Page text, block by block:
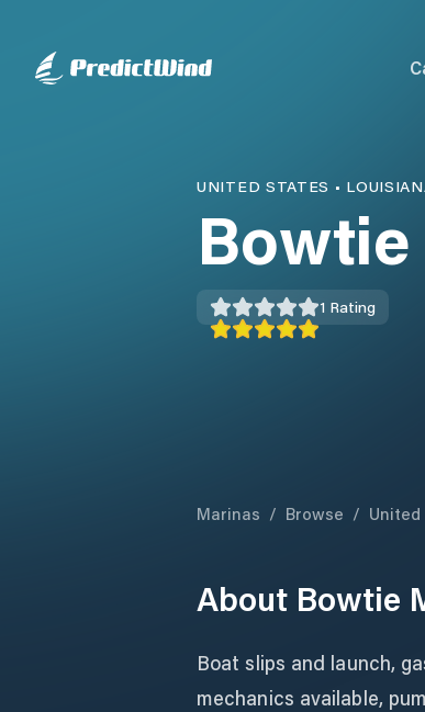
UNITED STATES •
1 Rating
Marinas / Browse /
About Bowtie
Boat slips and launch,
mechanics available,